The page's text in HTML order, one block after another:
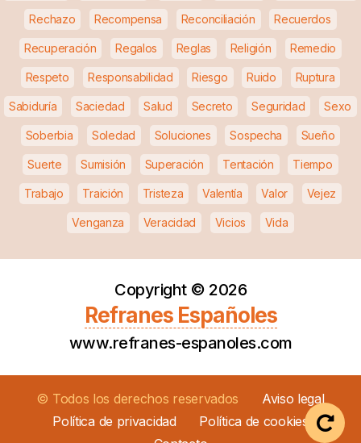
Rechazo Recompensa Reconciliación Recuerdos
Recuperación Regalos Reglas Religión Remedio
Respeto Responsabilidad Riesgo Ruido Ruptura
Sabiduría Saciedad Salud Secreto Seguridad Sexo
Soberbia Soledad Soluciones Sospecha Sueño
Suerte Sumisión Superación Tentación Tiempo
Trabajo Traición Tristeza Valentía Valor Vejez
Venganza Veracidad Vicios Vida
Copyright © 2026
Refranes Españoles
www.refranes-espanoles.com
© Todos los derechos reservados
Aviso legal
Política de privacidad
Política de cookies